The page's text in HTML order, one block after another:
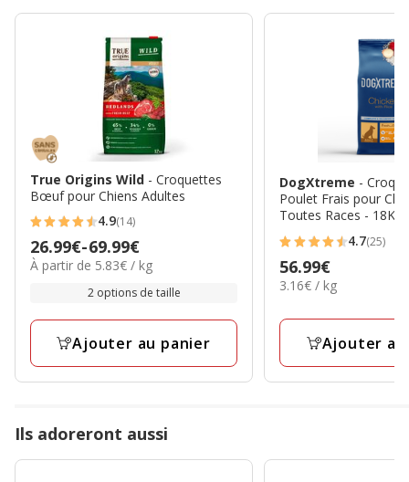
True Origins Wild - Croquettes
Bœuf pour Chiens Adultes
4.9
étoiles
avec
avis
4.9(14)
Prix
de
69.99€
26.99€-69.99€
5.83€
À partir de 5.83€ / kg
2 options de taille
Ajouter au panier
DogXtreme -
Poulet Frais pour
Toutes Races - 18Kg
4.7
étoiles
avec
25
4.7(25)
Prix
56.99€
56.99€
3.16€
Kg
3.16€ / kg
Ajouter
Ils adoreront aussi